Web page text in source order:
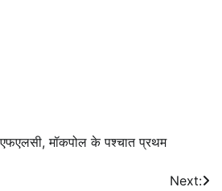
एफएलसी, मॉकपोल के पश्चात प्रथम
Next: